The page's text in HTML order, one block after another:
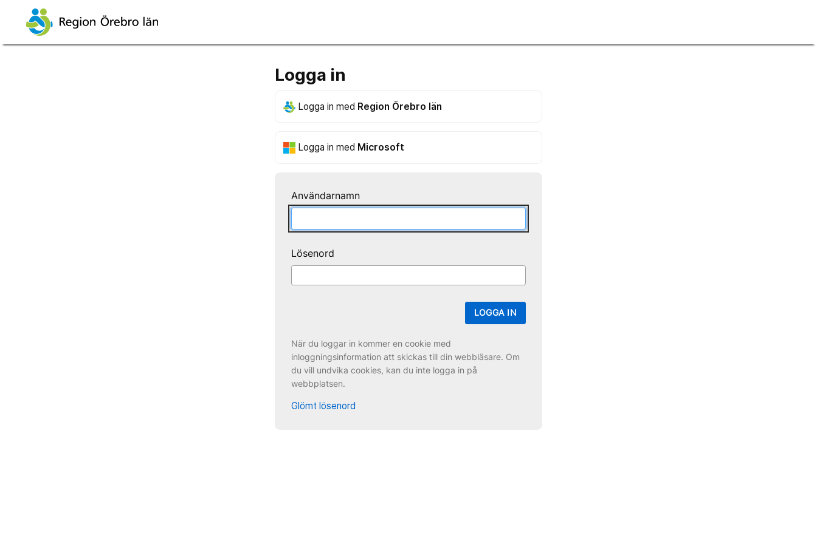
Logga in
Logga in med Region Örebro län
Logga in med Microsoft
Användarnamn
Lösenord
LOGGA IN
När du loggar in kommer en cookie med
inloggningsinformation att skickas till din webbläsare. Om
du vill undvika cookies, kan du inte logga in på
webbplatsen.
Glömt lösenord